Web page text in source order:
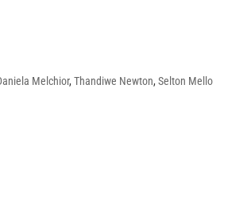
Melchior, Thandiwe Newton, Selton Mello